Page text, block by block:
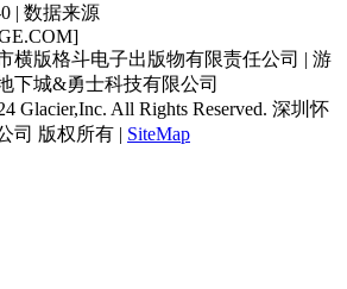
| 数据来源
横版格斗电子出版物有限责任公司 | 游
下城&勇士科技有限公司
Glacier,Inc. All Rights Reserved. 深圳怀
司 版权所有 | SiteMap